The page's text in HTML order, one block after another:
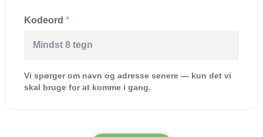
Kodeord *
Vi spørger om navn og adresse senere — kun det vi
skal bruge for at komme i gang.